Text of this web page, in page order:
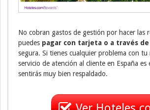
No cobran gastos de gestión por hacer las
puedes pagar con tarjeta o a través de
segura. Si tienes cualquier problema con tu
servicio de atención al cliente en España es
sentirás muy bien respaldado.